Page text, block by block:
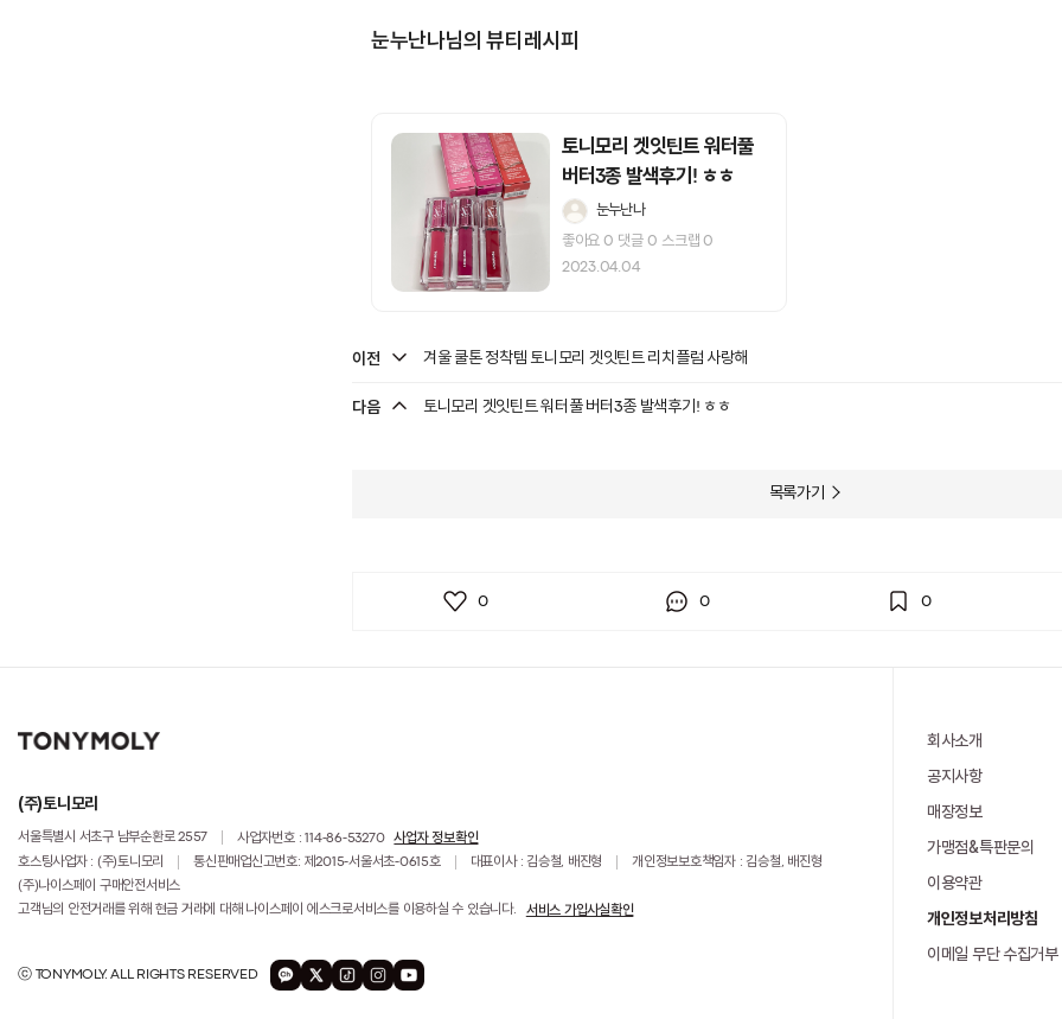
눈누난나님의 뷰티레시피
토니모리 겟잇틴트 워터풀
버터3종 발색후기! ㅎㅎ
눈누난나
좋아요 0 댓글 0 스크랩 0
2023.04.04
이전 겨울 쿨톤 정착템 토니모리 겟잇틴트 리치플럼 사랑해
다음 토니모리 겟잇틴트 워터풀 버터3종 발색후기! ㅎㅎ
목록가기
0 0 0
(주)토니모리
서울특별시 서초구 남부순환로 2557 사업자번호 : 114-86-53270 사업자 정보확인
호스팅사업자 : (주)토니모리 통신판매업신고번호: 제2015-서울서초-0615호 대표이사 : 김승철, 배진형
개인정보보호책임자 : 김승철, 배진형
(주)나이스페이 구매안전서비스
고객님의 안전거래를 위해 현금 거래에 대해 나이스페이 에스크로서비스를 이용하실 수 있습니다.
서비스 가입사실확인
ⓒ TONYMOLY. ALL RIGHTS RESERVED
회사소개
공지사항
매장정보
가맹점&특판문의
이용약관
개인정보처리방침
이메일 무단 수집거부